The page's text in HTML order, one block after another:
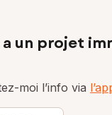
un projet
moi l’info via